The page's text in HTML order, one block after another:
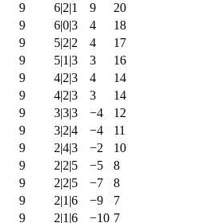
9 6|2|1 9
20
9 6|0|3 4
18
9 5|2|2 4
17
9 5|1|3 3
16
9 4|2|3 4
14
9 4|2|3 3
14
9 3|3|3 −4
12
9 3|2|4 −4
11
9 2|4|3 −2
10
9 2|2|5 −5
8
9 2|2|5 −7
8
9 2|1|6 −9
7
9 2|1|6 −10 7